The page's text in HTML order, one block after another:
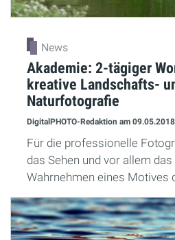
News
Akademie: 2-tägiger
kreative Landschafts-
Naturfotografie
DigitalPHOTO-Redaktion am 09.05.2018
Für die professionelle
das Sehen und vor allem
Wahrnehmen eines Motives